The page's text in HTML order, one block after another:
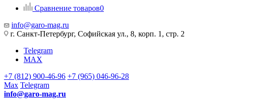
Сравнение товаров0
info@garo-mag.ru
г. Санкт-Петербург, Софийская ул., 8, корп. 1, стр. 2
Telegram
MAX
+7 (812) 900-46-96 +7 (965) 046-96-28
Max Telegram
info@garo-mag.ru